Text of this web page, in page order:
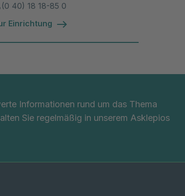
(0 40) 18 18-85 0
Einrichtung
Informationen rund um das Thema
Sie regelmäßig in unserem Asklepios